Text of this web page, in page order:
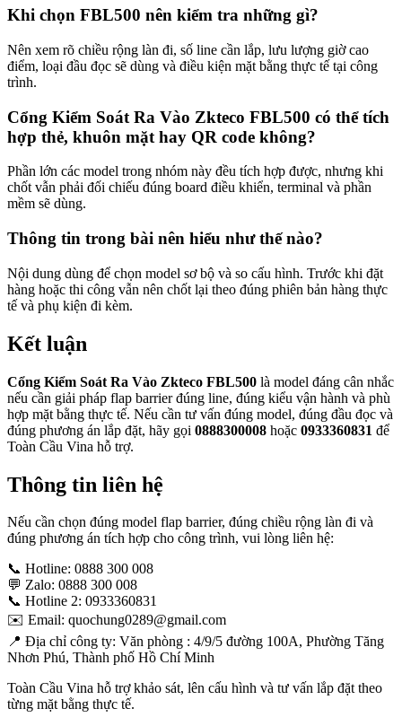
Khi chọn FBL500 nên kiểm tra những gì?
Nên xem rõ chiều rộng làn đi, số line cần lắp, lưu lượng giờ cao
điểm, loại đầu đọc sẽ dùng và điều kiện mặt bằng thực tế tại công
trình.
Cổng Kiểm Soát Ra Vào Zkteco FBL500 có thể tích
hợp thẻ, khuôn mặt hay QR code không?
Phần lớn các model trong nhóm này đều tích hợp được, nhưng khi
chốt vẫn phải đối chiếu đúng board điều khiển, terminal và phần
mềm sẽ dùng.
Thông tin trong bài nên hiểu như thế nào?
Nội dung dùng để chọn model sơ bộ và so cấu hình. Trước khi đặt
hàng hoặc thi công vẫn nên chốt lại theo đúng phiên bản hàng thực
tế và phụ kiện đi kèm.
Kết luận
Cổng Kiểm Soát Ra Vào Zkteco FBL500 là model đáng cân nhắc
nếu cần giải pháp flap barrier đúng line, đúng kiểu vận hành và phù
hợp mặt bằng thực tế. Nếu cần tư vấn đúng model, đúng đầu đọc và
đúng phương án lắp đặt, hãy gọi 0888300008 hoặc 0933360831 để
Toàn Cầu Vina hỗ trợ.
Thông tin liên hệ
Nếu cần chọn đúng model flap barrier, đúng chiều rộng làn đi và
đúng phương án tích hợp cho công trình, vui lòng liên hệ:
📞 Hotline: 0888 300 008
💬 Zalo: 0888 300 008
📞 Hotline 2: 0933360831
✉️ Email: quochung0289@gmail.com
📍 Địa chỉ công ty: Văn phòng : 4/9/5 đường 100A, Phường Tăng
Nhơn Phú, Thành phố Hồ Chí Minh
Toàn Cầu Vina hỗ trợ khảo sát, lên cấu hình và tư vấn lắp đặt theo
từng mặt bằng thực tế.